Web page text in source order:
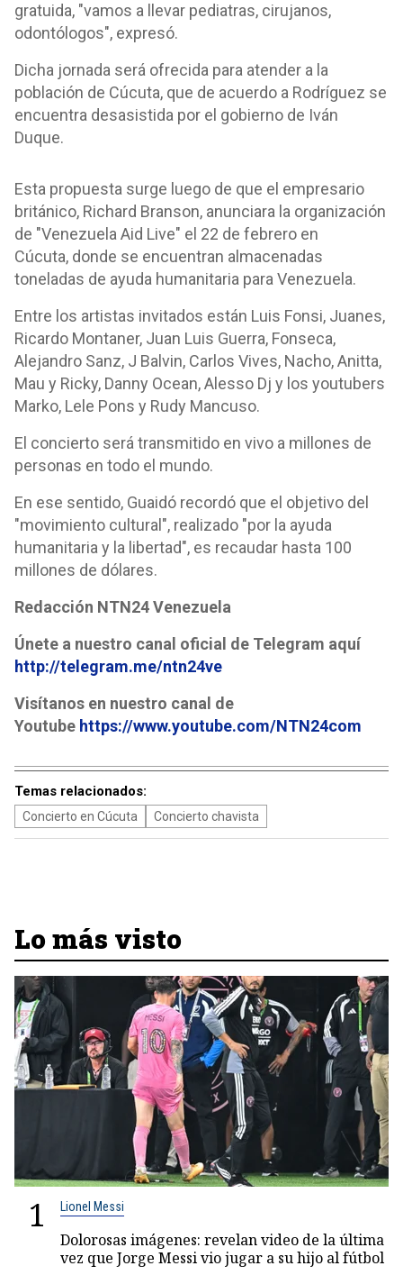
gratuida, "vamos a llevar pediatras, cirujanos,
odontólogos", expresó.
Dicha jornada será ofrecida para atender a la
población de Cúcuta, que de acuerdo a Rodríguez se
encuentra desasistida por el gobierno de Iván
Duque.
Esta propuesta surge luego de que el empresario
británico, Richard Branson, anunciara la organización
de "Venezuela Aid Live" el 22 de febrero en
Cúcuta, donde se encuentran almacenadas
toneladas de ayuda humanitaria para Venezuela.
Entre los artistas invitados están Luis Fonsi, Juanes,
Ricardo Montaner, Juan Luis Guerra, Fonseca,
Alejandro Sanz, J Balvin, Carlos Vives, Nacho, Anitta,
Mau y Ricky, Danny Ocean, Alesso Dj y los youtubers
Marko, Lele Pons y Rudy Mancuso.
El concierto será transmitido en vivo a millones de
personas en todo el mundo.
En ese sentido, Guaidó recordó que el objetivo del
"movimiento cultural", realizado "por la ayuda
humanitaria y la libertad", es recaudar hasta 100
millones de dólares.
Redacción NTN24 Venezuela
Únete a nuestro canal oficial de Telegram aquí
http://telegram.me/ntn24ve
Visítanos en nuestro canal de
Youtube https://www.youtube.com/NTN24com
Temas relacionados:
Concierto en Cúcuta Concierto chavista
Lo más visto
1 Lionel Messi
Dolorosas imágenes: revelan video de la última
vez que Jorge Messi vio jugar a su hijo al fútbol